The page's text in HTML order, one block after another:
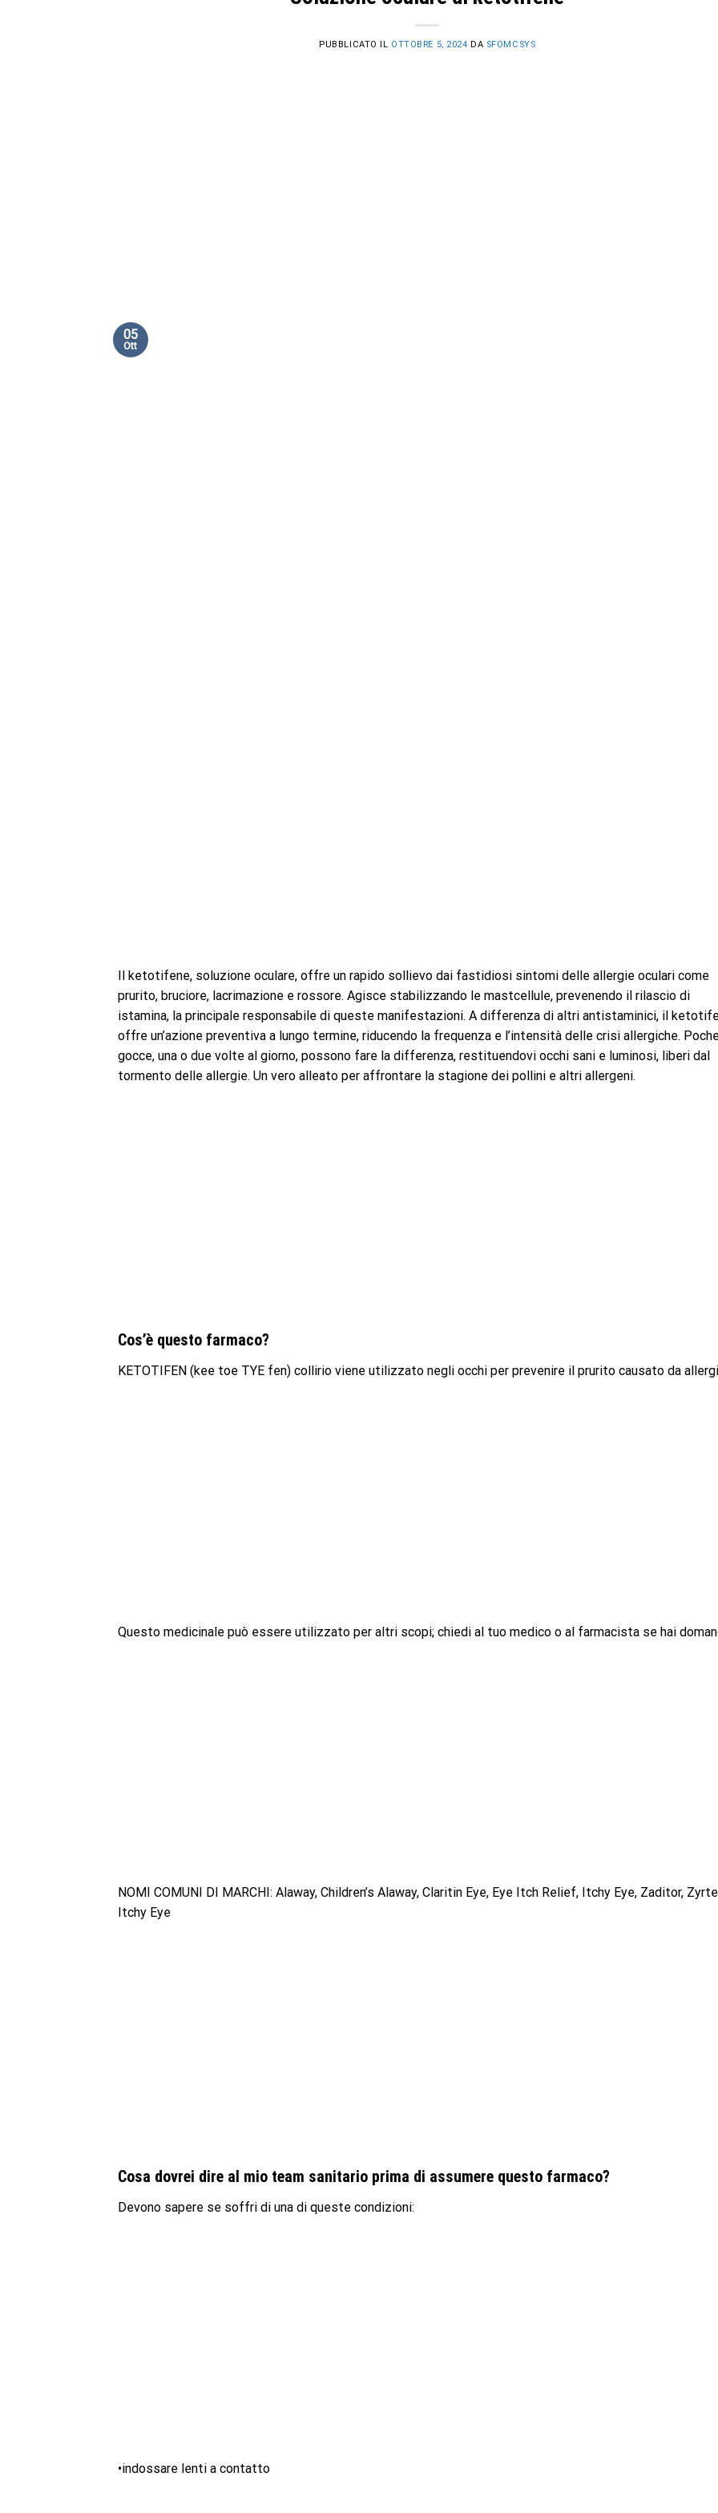
PUBBLICATO IL OTTOBRE 5, 2024 DA SFOMCSYS
05
Ott
Il ketotifene, soluzione oculare, offre un rapido sollievo dai fastidiosi sintomi delle allergie oculari come
prurito, bruciore, lacrimazione e rossore. Agisce stabilizzando le mastcellule, prevenendo il rilascio di
istamina, la principale responsabile di queste manifestazioni. A differenza di altri antistaminici, il
offre un’azione preventiva a lungo termine, riducendo la frequenza e l’intensità delle crisi allergiche.
gocce, una o due volte al giorno, possono fare la differenza, restituendovi occhi sani e luminosi, liberi dal
tormento delle allergie. Un vero alleato per affrontare la stagione dei pollini e altri allergeni.
Cos’è questo farmaco?
KETOTIFEN (kee toe TYE fen) collirio viene utilizzato negli occhi per prevenire il prurito causato da
Questo medicinale può essere utilizzato per altri scopi; chiedi al tuo medico o al farmacista se hai
NOMI COMUNI DI MARCHI: Alaway, Children’s Alaway, Claritin Eye, Eye Itch Relief, Itchy Eye, Zaditor,
Itchy Eye
Cosa dovrei dire al mio team sanitario prima di assumere questo farmaco?
Devono sapere se soffri di una di queste condizioni:
•indossare lenti a contatto